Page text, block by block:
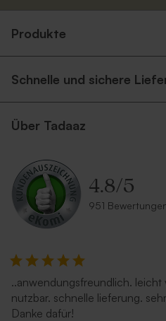
Kleines Vorratsglas mit
Limited
edition
Rosafarbene
Produkte
Schnelle und sichere
Über Tadaaz
4.8/5
951
..anwendungsfreundlich. leicht
nutzbar. schnelle lieferung.
Danke dafür!